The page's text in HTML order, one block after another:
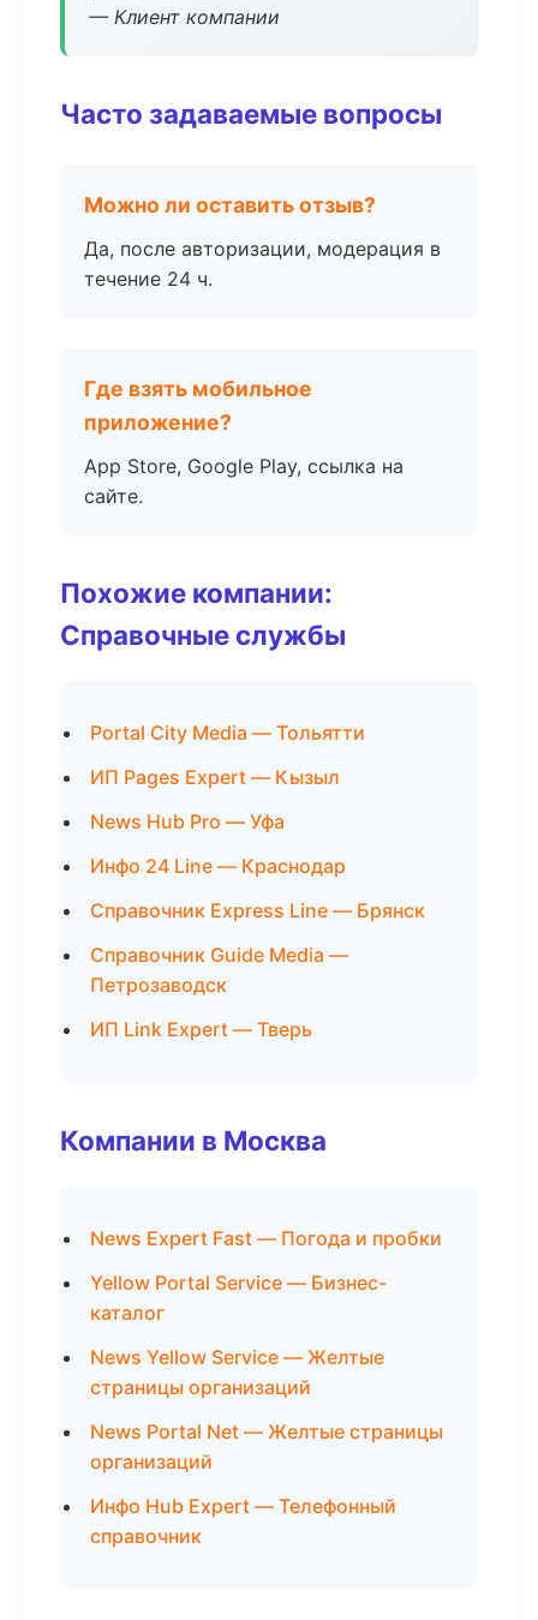
— Клиент компании
Часто задаваемые вопросы
Можно ли оставить отзыв?
Да, после авторизации, модерация в
течение 24 ч.
Где взять мобильное
приложение?
App Store, Google Play, ссылка на
сайте.
Похожие компании:
Справочные службы
Portal City Media — Тольятти
ИП Pages Expert — Кызыл
News Hub Pro — Уфа
Инфо 24 Line — Краснодар
Справочник Express Line — Брянск
Справочник Guide Media —
Петрозаводск
ИП Link Expert — Тверь
Компании в Москва
News Expert Fast — Погода и пробки
Yellow Portal Service — Бизнес-
каталог
News Yellow Service — Желтые
страницы организаций
News Portal Net — Желтые страницы
организаций
Инфо Hub Expert — Телефонный
справочник